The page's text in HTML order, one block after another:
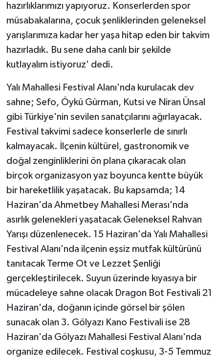
hazırlıklarımızı yapıyoruz. Konserlerden spor
müsabakalarına, çocuk şenliklerinden geleneksel
yarışlarımıza kadar her yaşa hitap eden bir takvim
hazırladık. Bu sene daha canlı bir şekilde
kutlayalım istiyoruz' dedi.
Yalı Mahallesi Festival Alanı'nda kurulacak dev
sahne; Sefo, Öykü Gürman, Kutsi ve Niran Ünsal
gibi Türkiye'nin sevilen sanatçılarını ağırlayacak.
Festival takvimi sadece konserlerle de sınırlı
kalmayacak. İlçenin kültürel, gastronomik ve
doğal zenginliklerini ön plana çıkaracak olan
birçok organizasyon yaz boyunca kentte büyük
bir hareketlilik yaşatacak. Bu kapsamda; 14
Haziran'da Ahmetbey Mahallesi Merası'nda
asırlık gelenekleri yaşatacak Geleneksel Rahvan
Yarışı düzenlenecek. 15 Haziran'da Yalı Mahallesi
Festival Alanı'nda ilçenin eşsiz mutfak kültürünü
tanıtacak Terme Ot ve Lezzet Şenliği
gerçekleştirilecek. Suyun üzerinde kıyasıya bir
mücadeleye sahne olacak Dragon Bot Festivali 21
Haziran'da, doğanın içinde görsel bir şölen
sunacak olan 3. Gölyazı Kano Festivali ise 28
Haziran'da Gölyazı Mahallesi Festival Alanı'nda
organize edilecek. Festival coşkusu, 3-5 Temmuz